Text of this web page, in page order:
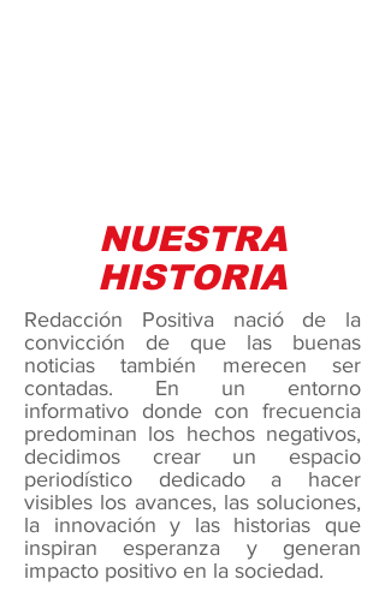
NUESTRA
HISTORIA
Redacción Positiva nació de la
convicción de que las buenas
noticias también merecen ser
contadas. En un entorno
informativo donde con frecuencia
predominan los hechos negativos,
decidimos crear un espacio
periodístico dedicado a hacer
visibles los avances, las soluciones,
la innovación y las historias que
inspiran esperanza y generan
impacto positivo en la sociedad.